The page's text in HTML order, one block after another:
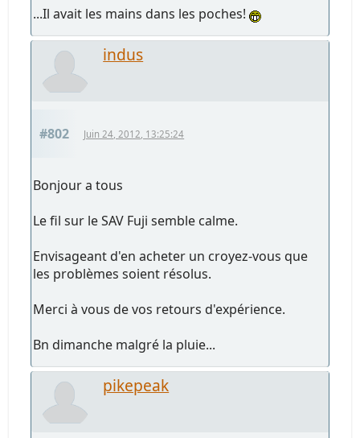
...Il avait les mains dans les poches!
indus
#802 Juin 24, 2012, 13:25:24
Bonjour a tous
Le fil sur le SAV Fuji semble calme.
Envisageant d'en acheter un croyez-vous que
les problèmes soient résolus.
Merci à vous de vos retours d'expérience.
Bn dimanche malgré la pluie...
pikepeak